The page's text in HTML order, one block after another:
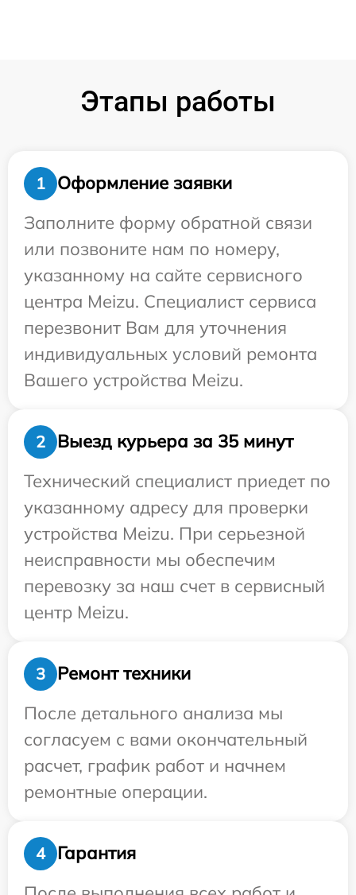
Этапы работы
1
Оформление заявки
Заполните форму обратной связи
или позвоните нам по номеру,
указанному на сайте сервисного
центра Meizu. Специалист сервиса
перезвонит Вам для уточнения
индивидуальных условий ремонта
Вашего устройства Meizu.
2
Выезд курьера за 35 минут
Технический специалист приедет по
указанному адресу для проверки
устройства Meizu. При серьезной
неисправности мы обеспечим
перевозку за наш счет в сервисный
центр Meizu.
3
Ремонт техники
После детального анализа мы
согласуем с вами окончательный
расчет, график работ и начнем
ремонтные операции.
4
Гарантия